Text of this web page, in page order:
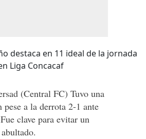
(Central FC) Tuvo una
pese a la derrota 2-1 ante
clave para evitar un